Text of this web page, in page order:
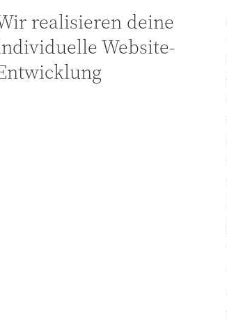
realisieren deine
Website-